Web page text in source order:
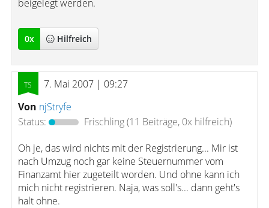
beigelegt werden.
0x Hilfreich
7. Mai 2007 | 09:27
Von njStryfe
Status:
Frischling(11 Beiträge, 0x hilfreich)
Oh je, das wird nichts mit der Registrierung... Mir ist
nach Umzug noch gar keine Steuernummer vom
Finanzamt hier zugeteilt worden. Und ohne kann ich
mich nicht registrieren. Naja, was soll's... dann geht's
halt ohne.